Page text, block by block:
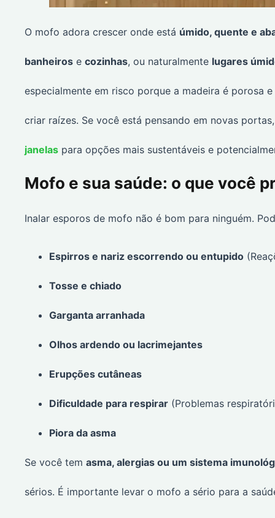
O mofo adora crescer onde está úmido, quente e
banheiros e cozinhas, ou naturalmente lugares
especialmente em risco porque a madeira é porosa
criar raízes. Se você está pensando em novas
janelas para opções mais sustentáveis e
Mofo e sua saúde: o que você
Inalar esporos de mofo não é bom para ninguém.
Espirros e nariz escorrendo ou entupido
Tosse e chiado
Garganta arranhada
Olhos ardendo ou lacrimejantes
Erupções cutâneas
Dificuldade para respirar (Problemas
Piora da asma
Se você tem asma, alergias ou um sistema
sérios. É importante levar o mofo a sério para a